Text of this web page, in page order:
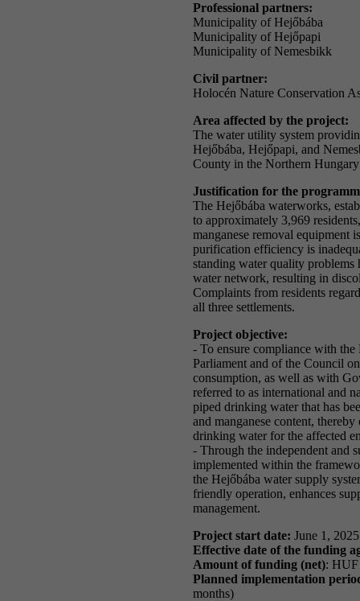
Professional partners:
Municipality of Hejőbába
Municipality of Hejőpapi
Municipality of Nemesbikk
Civil partner:
Holocén Nature Conservation
Area affected by the project:
The water utility system
Hejőbába, Hejőpapi, and
County in the Northern
Justification for the
The Hejőbába waterworks,
to approximately 3,969
manganese removal equipment
purification efficiency is
standing water quality problems
water network, resulting in
Complaints from residents
all three settlements.
Project objective:
- To ensure compliance with
Parliament and of the Council
consumption, as well as with
referred to as international and
piped drinking water that has
and manganese content,
drinking water for the affected
- Through the independent and
implemented within the
the Hejőbába water supply
friendly operation, enhances
management.
Project start date: June 1, 2025
Effective date of the funding
Amount of funding (net): HUF
Planned implementation
months)